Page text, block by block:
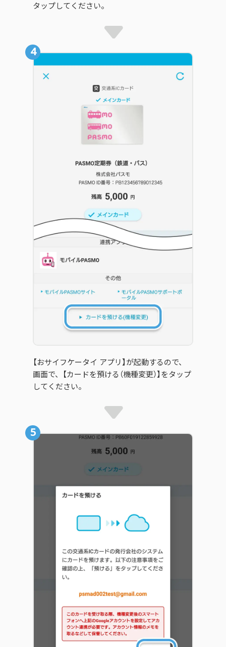
タップしてください。
【おサイフケータイ アプリ】が起動するので、
画面で、【カードを預ける（機種変更）】をタップ
してください。